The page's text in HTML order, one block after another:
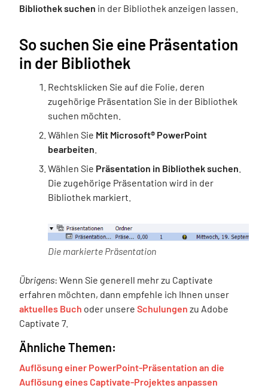
Bibliothek suchen in der Bibliothek anzeigen lassen.
So suchen Sie eine Präsentation
in der Bibliothek
Rechtsklicken Sie auf die Folie, deren
zugehörige Präsentation Sie in der Bibliothek
suchen möchten.
Wählen Sie Mit Microsoft® PowerPoint
bearbeiten
Wählen Sie Präsentation in Bibliothek suchen
Die zugehörige Präsentation wird in der
Bibliothek markiert.
Die markierte Präsentation
Übrigens: Wenn Sie generell mehr zu Captivate
erfahren möchten, dann empfehle ich Ihnen unser
aktuelles Buch oder unsere Schulungen zu Adobe
Captivate 7.
Ähnliche Themen:
Auflösung einer PowerPoint-Präsentation an die
Auflösung eines Captivate-Projektes anpassen